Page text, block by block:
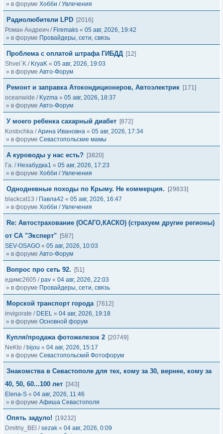
» в форуме Хобби / Увлечения
Радиолюбители LPD [2016]
Роман Андреич / Firemaks « 05 авг, 2026, 19:42
» в форуме Провайдеры, сети, связь
Проблема с оплатой штрафа ГИБДД [12]
Shvei`K / KryaK « 05 авг, 2026, 19:03
» в форуме Авто-Форум
Ремонт и заправка Атокондиционеров, Автоэлектрик [171]
oceanwide / Kyzma « 05 авг, 2026, 18:37
» в форуме Авто-Форум
У моего ребенка сахарный диабет [872]
Kostochka /Арина Ивановна « 05 авг, 2026, 17:34
» в форуме Севастопольские мамы
А куроводы у нас есть? [3820]
Га. / Незабудка1 « 05 авг, 2026, 17:23
» в форуме Хобби / Увлечения
Однодневные походы по Крыму. Не коммерция.
[29833]
blackcat13 / Павла42 « 05 авг, 2026, 16:47
» в форуме Хобби / Увлечения
Re: Автострахование (ОСАГО,КАСКО) (страхуем другие регионы)
от СА "Эксперт" [587]
SEV-OSAGO « 05 авг, 2026, 10:03
» в форуме Авто-Форум
Вопрос про сеть 92.
[51]
едимс2605 /pav « 04 авг, 2026, 22:03
» в форуме Провайдеры, сети, связь
Морской транспорт города [7612]
invigorate / DEEL « 04 авг, 2026, 19:18
» в форуме Основной форум
Купля/продажа фотожелезок 2 [20749]
NeKto / bijou « 04 авг, 2026, 15:17
» в форуме Севастопольский Фотофорум
Знакомства в Севастополе для тех, кому за 30, вернее, кому за
40, 50, 60...100 лет [343]
Elena-S « 04 авг, 2026, 11:46
» в форуме Афиша Севастополя
Опять задуло!
[19232]
Dmitriy_BEl /sezak « 04 авг, 2026, 0:09